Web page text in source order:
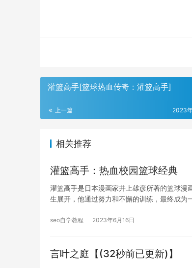
灌篮高手[篮球热血传奇：灌篮高手]
上一篇 2023
相关推荐
灌篮高手：热血校园篮球经典
灌篮高手是日本漫画家井上雄彦所著的篮球
生展开，他通过努力和不懈的训练，最终成为
seo自学教程 2023年6月16日
言叶之庭【(32秒前已更新)】